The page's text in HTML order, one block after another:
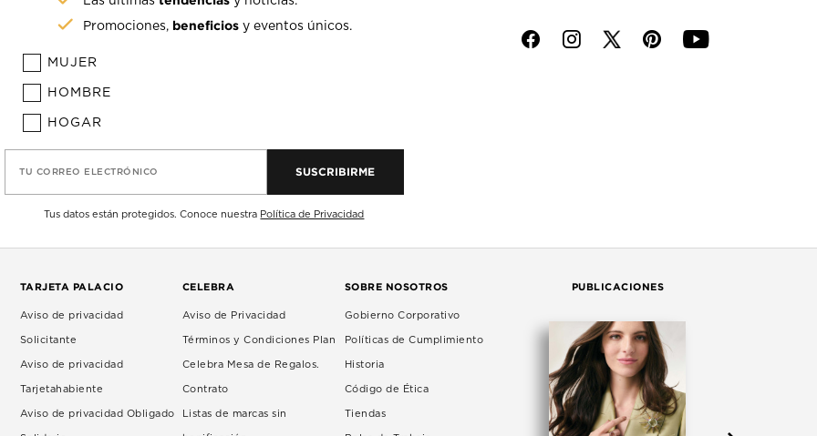
Promociones, beneficios y eventos únicos.
MUJER
HOMBRE
HOGAR
TU CORREO ELECTRÓNICO SUSCRIBIRME
Tus datos están protegidos. Conoce nuestra Política de Privacidad
f i p y
TARJETA PALACIO
Aviso de privacidad
Solicitante
Aviso de privacidad
Tarjetahabiente
Aviso de privacidad Obligado
CELEBRA
Aviso de Privacidad
Términos y Condiciones Plan
Celebra Mesa de Regalos.
Contrato
Listas de marcas sin
SOBRE NOSOTROS
Gobierno Corporativo
Políticas de Cumplimiento
Historia
Código de Ética
Tiendas
PUBLICACIONES